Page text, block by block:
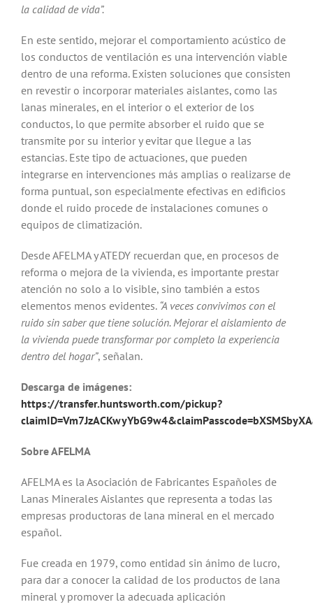
la calidad de vida”.
En este sentido, mejorar el comportamiento acústico de
los conductos de ventilación es una intervención viable
dentro de una reforma. Existen soluciones que consisten
en revestir o incorporar materiales aislantes, como las
lanas minerales, en el interior o el exterior de los
conductos, lo que permite absorber el ruido que se
transmite por su interior y evitar que llegue a las
estancias. Este tipo de actuaciones, que pueden
integrarse en intervenciones más amplias o realizarse de
forma puntual, son especialmente efectivas en edificios
donde el ruido procede de instalaciones comunes o
equipos de climatización.
Desde AFELMA y ATEDY recuerdan que, en procesos de
reforma o mejora de la vivienda, es importante prestar
atención no solo a lo visible, sino también a estos
elementos menos evidentes. “A veces convivimos con el
ruido sin saber que tiene solución. Mejorar el aislamiento de
la vivienda puede transformar por completo la experiencia
dentro del hogar”, señalan.
Descarga de imágenes:
https://transfer.huntsworth.com/pickup?
Sobre AFELMA
AFELMA es la Asociación de Fabricantes Españoles de
Lanas Minerales Aislantes que representa a todas las
empresas productoras de lana mineral en el mercado
español.
Fue creada en 1979, como entidad sin ánimo de lucro,
para dar a conocer la calidad de los productos de lana
mineral y promover la adecuada aplicación